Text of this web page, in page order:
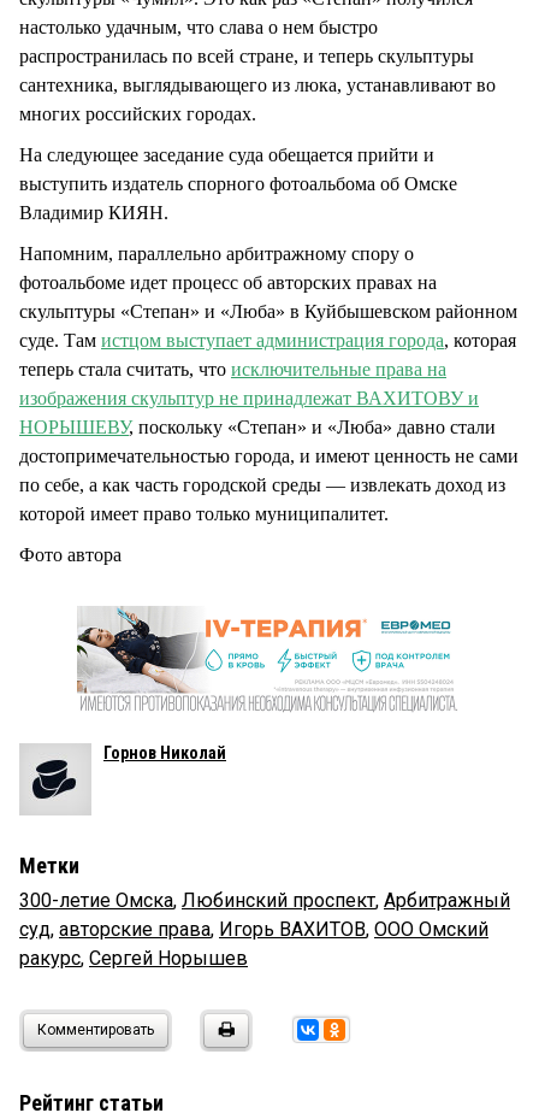
настолько удачным, что слава о нем быстро
распространилась по всей стране, и теперь скульптуры
сантехника, выглядывающего из люка, устанавливают во
многих российских городах.
На следующее заседание суда обещается прийти и
выступить издатель спорного фотоальбома об Омске
Владимир КИЯН.
Напомним, параллельно арбитражному спору о
фотоальбоме идет процесс об авторских правах на
скульптуры «Степан» и «Люба» в Куйбышевском районном
суде. Там истцом выступает администрация города, которая
теперь стала считать, что исключительные права на
изображения скульптур не принадлежат ВАХИТОВУ и
НОРЫШЕВУ, поскольку «Степан» и «Люба» давно стали
достопримечательностью города, и имеют ценность не сами
по себе, а как часть городской среды — извлекать доход из
которой имеет право только муниципалитет.
Фото автора
Горнов Николай
Метки
300-летие Омска, Любинский проспект, Арбитражный
суд, авторские права, Игорь ВАХИТОВ, ООО Омский
ракурс, Сергей Норышев
Комментировать
Рейтинг статьи